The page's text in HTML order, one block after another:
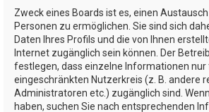
Zweck eines Boards ist es, einen
Personen zu ermöglichen. Sie sind sich
Daten Ihres Profils und die von Ihnen
Internet zugänglich sein können. Der
festlegen, dass einzelne Informationen nur
eingeschränkten Nutzerkreis (z. B. andere
Administratoren etc.) zugänglich sind.
haben, suchen Sie nach entsprechenden